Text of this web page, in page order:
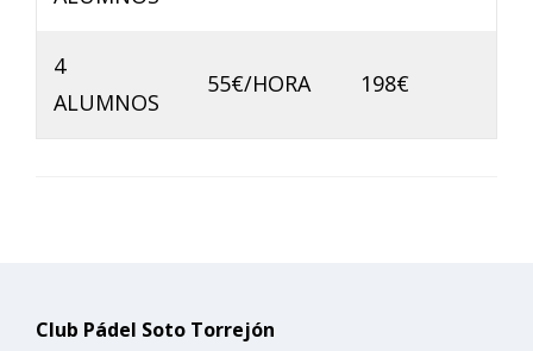
4
ALUMNOS
55€/HORA 198€
Club Pádel Soto Torrejón